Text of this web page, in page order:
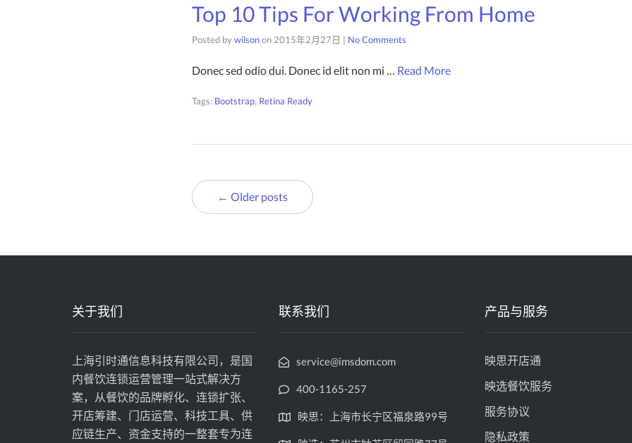
Top 10 Tips For Working From Home
Posted bywilsonon2015年2月27日 | No Comments
Donec sed odio dui. Donec id elit non mi … Read More
Tags: Bootstrap, Retina Ready
← Older posts
关于我们
上海引时通信息科技有限公司，是国
内餐饮连锁运营管理一站式解决方
案，从餐饮的品牌孵化、连锁扩张、
开店筹建、门店运营、科技工具、供
应链生产、资金支持的一整套专为连
联系我们
service@imsdom.com
400-1165-257
映思：上海市长宁区福泉路99号
产品与服务
映思开店通
映选餐饮服务
服务协议
隐私政策